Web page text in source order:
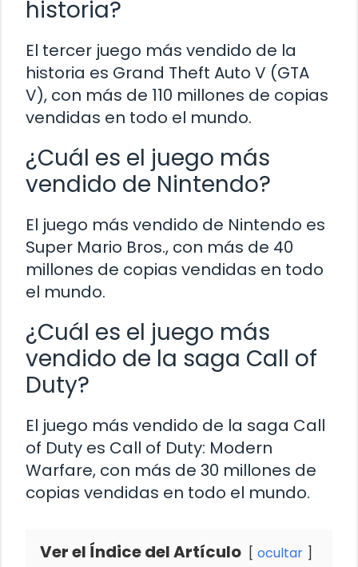
historia?
El tercer juego más vendido de la
historia es Grand Theft Auto V (GTA
V), con más de 110 millones de copias
vendidas en todo el mundo.
¿Cuál es el juego más
vendido de Nintendo?
El juego más vendido de Nintendo es
Super Mario Bros., con más de 40
millones de copias vendidas en todo
el mundo.
¿Cuál es el juego más
vendido de la saga Call of
Duty?
El juego más vendido de la saga Call
of Duty es Call of Duty: Modern
Warfare, con más de 30 millones de
copias vendidas en todo el mundo.
Ver el Índice del Artículo ocultar